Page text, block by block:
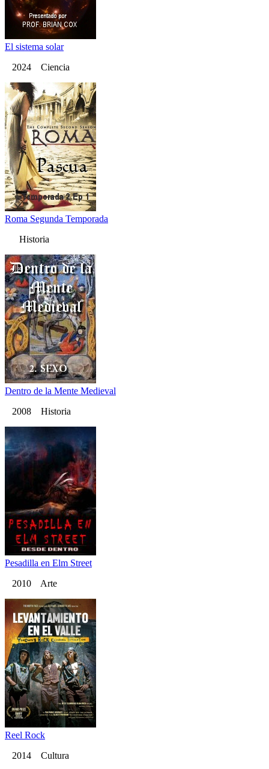
El sistema solar
2024 Ciencia
Roma Segunda Temporada
Historia
Dentro de la Mente Medieval
2008 Historia
Pesadilla en Elm Street
2010 Arte
Reel Rock
2014 Cultura